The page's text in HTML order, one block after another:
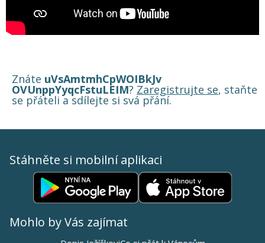
Znáte uVsAmtmhCpWOIBkJv
OVUnppYyqcFstuLEIM? Zaregistrujte se, staňte
se přáteli a sdílejte si svá přání.
Stáhněte si mobilní aplikaci
Mohlo by Vás zajímat